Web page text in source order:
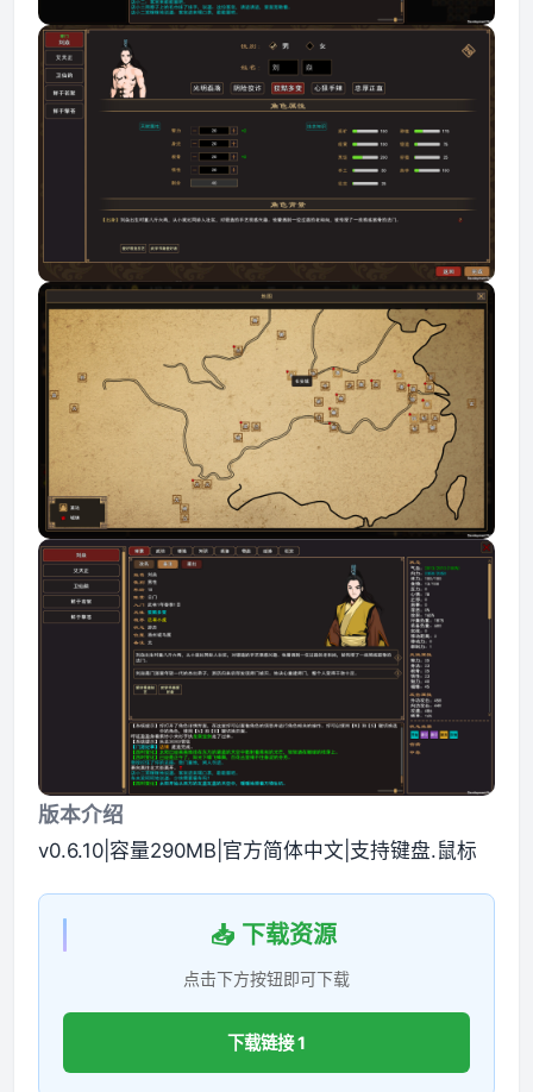
版本介绍
v0.6.10|容量290MB|官方简体中文|支持键盘.鼠标
📥 下载资源
点击下方按钮即可下载
下载链接 1